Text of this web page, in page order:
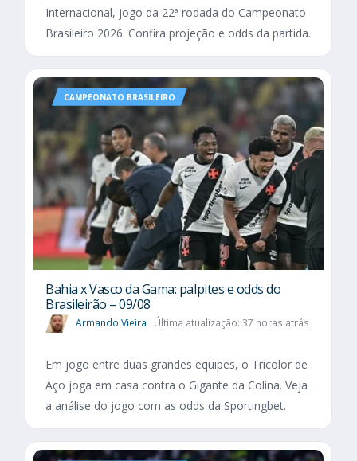
Internacional, jogo da 22ª rodada do Campeonato
Brasileiro 2026. Confira projeção e odds da partida.
CAMPEONATO BRASILEIRO
Bahia x Vasco da Gama: palpites e odds do
Brasileirão – 09/08
Armando Vieira Última atualização: 37 horas atrás
Em jogo entre duas grandes equipes, o Tricolor de
Aço joga em casa contra o Gigante da Colina. Veja
a análise do jogo com as odds da Sportingbet.